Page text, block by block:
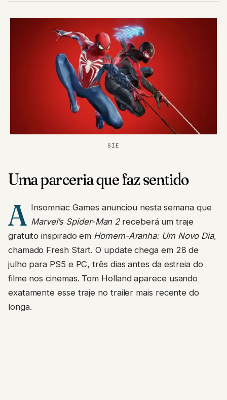
SIE
Uma parceria que faz sentido
A Insomniac Games anunciou nesta semana que
Marvel’s Spider-Man 2receberá um traje
gratuito inspirado em Homem-Aranha: Um Novo Dia,
chamado Fresh Start. O update chega em 28 de
julho para PS5 e PC, três dias antes da estreia do
filme nos cinemas. Tom Holland aparece usando
exatamente esse traje no trailer mais recente do
longa.